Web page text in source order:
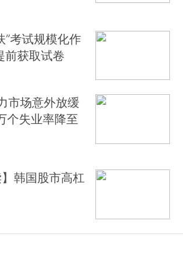
”考试规模化作
前获取试卷
市场意外放缓
个失业率降至
】韩国股市高杠